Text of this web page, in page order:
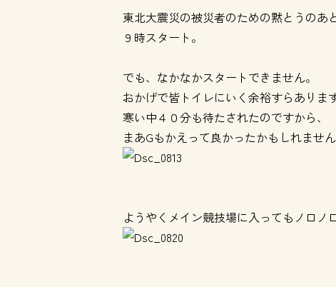
東北大震災の被災者のための黙とうのあ
９時スタート。
でも、なかなかスタートできません。
おかげで皆トイレにいく余裕すらあります
寒い中４０分も待たされたのですから、
まあGもかえって良かったかもしれません
ようやくメイン競技場に入ってもノロノロ